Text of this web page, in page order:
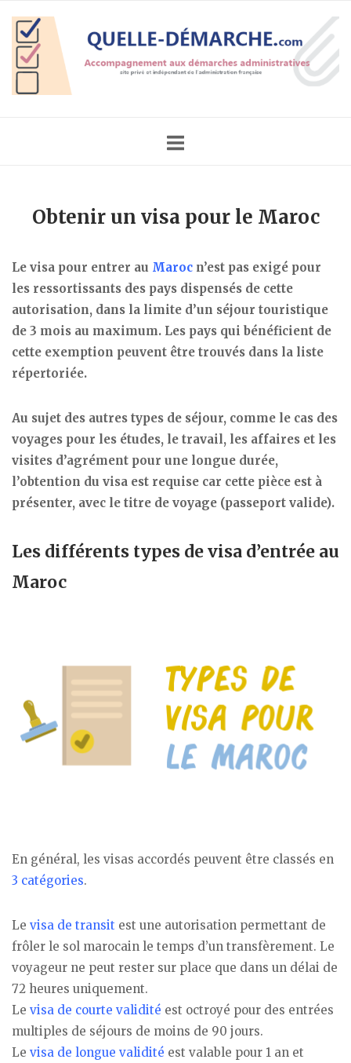
content
Home
Obtenir un visa pour le Maroc
Le visa pour entrer au Maroc n’est pas exigé pour
les ressortissants des pays dispensés de cette
autorisation, dans la limite d’un séjour touristique
de 3 mois au maximum. Les pays qui bénéficient de
cette exemption peuvent être trouvés dans la liste
répertoriée.
Au sujet des autres types de séjour, comme le cas des
voyages pour les études, le travail, les affaires et les
visites d’agrément pour une longue durée,
l’obtention du visa est requise car cette pièce est à
présenter, avec le titre de voyage (passeport valide).
Les différents types de visa d’entrée au
Maroc
En général, les visas accordés peuvent être classés en
3 catégories.
Le visa de transit est une autorisation permettant de
frôler le sol marocain le temps d’un transfèrement. Le
voyageur ne peut rester sur place que dans un délai de
72 heures uniquement.
Le visa de courte validité est octroyé pour des entrées
multiples de séjours de moins de 90 jours.
Le visa de longue validité est valable pour 1 an et